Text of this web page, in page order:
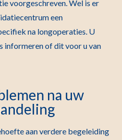
voorgeschreven. Wel is er
een
na longoperaties. U
informeren of dit voor u van
na uw
aan verdere begeleiding